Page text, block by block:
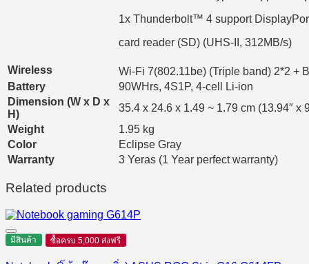
1x Thunderbolt™ 4 support
card reader (SD) (UHS-II, 312MB/s)
Wireless
Wi-Fi 7(802.11be) (Triple band) 2*2 +
Battery
90WHrs, 4S1P, 4-cell Li-ion
Dimension (W x D x
H)
35.4 x 24.6 x 1.49 ~ 1.79 cm (13.94″ x
Weight
1.95 kg
Color
Eclipse Gray
Warranty
3 Yeras (1 Year perfect warranty)
Related products
มีสินค้า ซื้อครบ 5,000 ส่งฟรี